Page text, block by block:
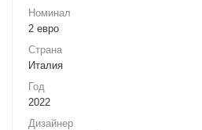
Номинал
2 евро
Страна
Италия
Год
2022
Дизайнер